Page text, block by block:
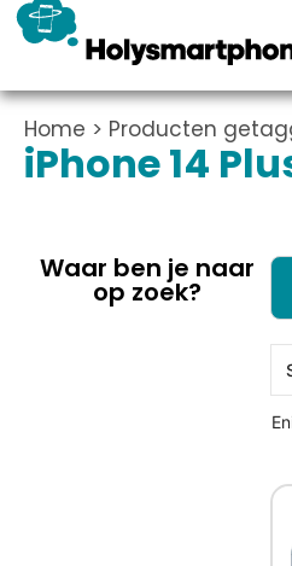
Home > Producten
iPhone 14
Waar ben je naar
op zoek?